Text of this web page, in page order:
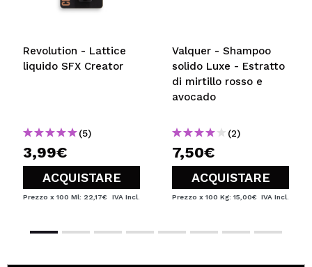
Revolution - Lattice
liquido SFX Creator
(5)
3,99€
ACQUISTARE
Prezzo x 100 Ml: 22,17€ IVA Incl.
Valquer - Shampoo
solido Luxe - Estratto
di mirtillo rosso e
avocado
(2)
7,50€
ACQUISTARE
Prezzo x 100 Kg: 15,00€ IVA Incl.